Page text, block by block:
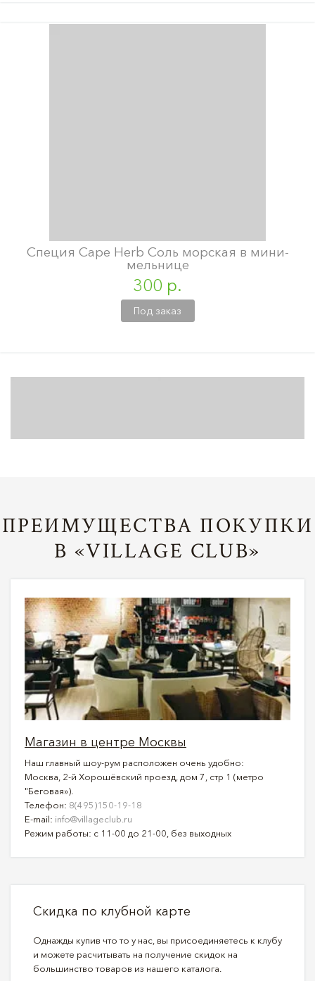
Специя Cape Herb Соль морская в мини-
мельнице
300 р.
Под заказ
ПРЕИМУЩЕСТВА ПОКУПКИ
В «VILLAGE CLUB»
Магазин в центре Москвы
Наш главный шоу-рум расположен очень удобно:
Москва, 2-й Хорошёвский проезд, дом 7, стр 1 (метро
"Беговая»).
Телефон: 8(495)150-19-18
E-mail: info@villageclub.ru
Режим работы: с 11-00 до 21-00, без выходных
Скидка по клубной карте
Однажды купив что то у нас, вы присоединяетесь к клубу
и можете расчитывать на получение скидок на
большинство товаров из нашего каталога.